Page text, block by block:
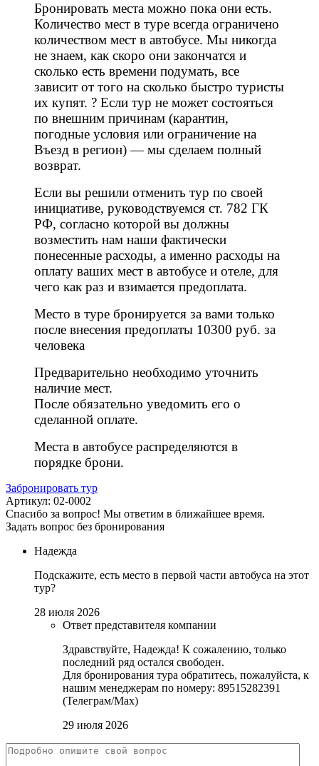
Бронировать места можно пока они есть.
Количество мест в туре всегда ограничено
количеством мест в автобусе. Мы никогда
не знаем, как скоро они закончатся и
сколько есть времени подумать, все
зависит от того на сколько быстро туристы
их купят. ? Если тур не может состояться
по внешним причинам (карантин,
погодные условия или ограничение на
Въезд в регион) — мы сделаем полный
возврат.
Если вы решили отменить тур по своей
инициативе, руководствуемся ст. 782 ГК
РФ, согласно которой вы должны
возместить нам наши фактически
понесенные расходы, а именно расходы на
оплату ваших мест в автобусе и отеле, для
чего как раз и взимается предоплата.
Место в туре бронируется за вами только
после внесения предоплаты 10300 руб. за
человека
Предварительно необходимо уточнить
наличие мест.
После обязательно уведомить его о
сделанной оплате.
Места в автобусе распределяются в
порядке брони.
Забронировать тур
Артикул: 02-0002
Спасибо за вопрос! Мы ответим в ближайшее время.
Задать вопрос без бронирования
Надежда
Подскажите, есть место в первой части автобуса на этот
тур?
28 июля 2026
Ответ представителя компании
Здравствуйте, Надежда! К сожалению, только
последний ряд остался свободен.
Для бронирования тура обратитесь, пожалуйста, к
нашим менеджерам по номеру: 89515282391
(Телеграм/Мах)
29 июля 2026